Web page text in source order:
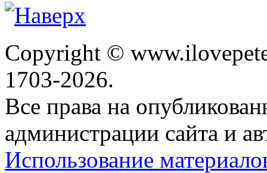
Copyright ©
1703-2026.
Все права на
администрации сайта и
Использование